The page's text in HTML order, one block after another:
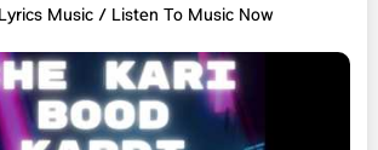
yrics Music / Listen To Music Now